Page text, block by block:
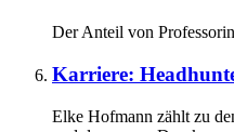
Der Anteil von
Karriere:
Elke Hofmann zählt zu